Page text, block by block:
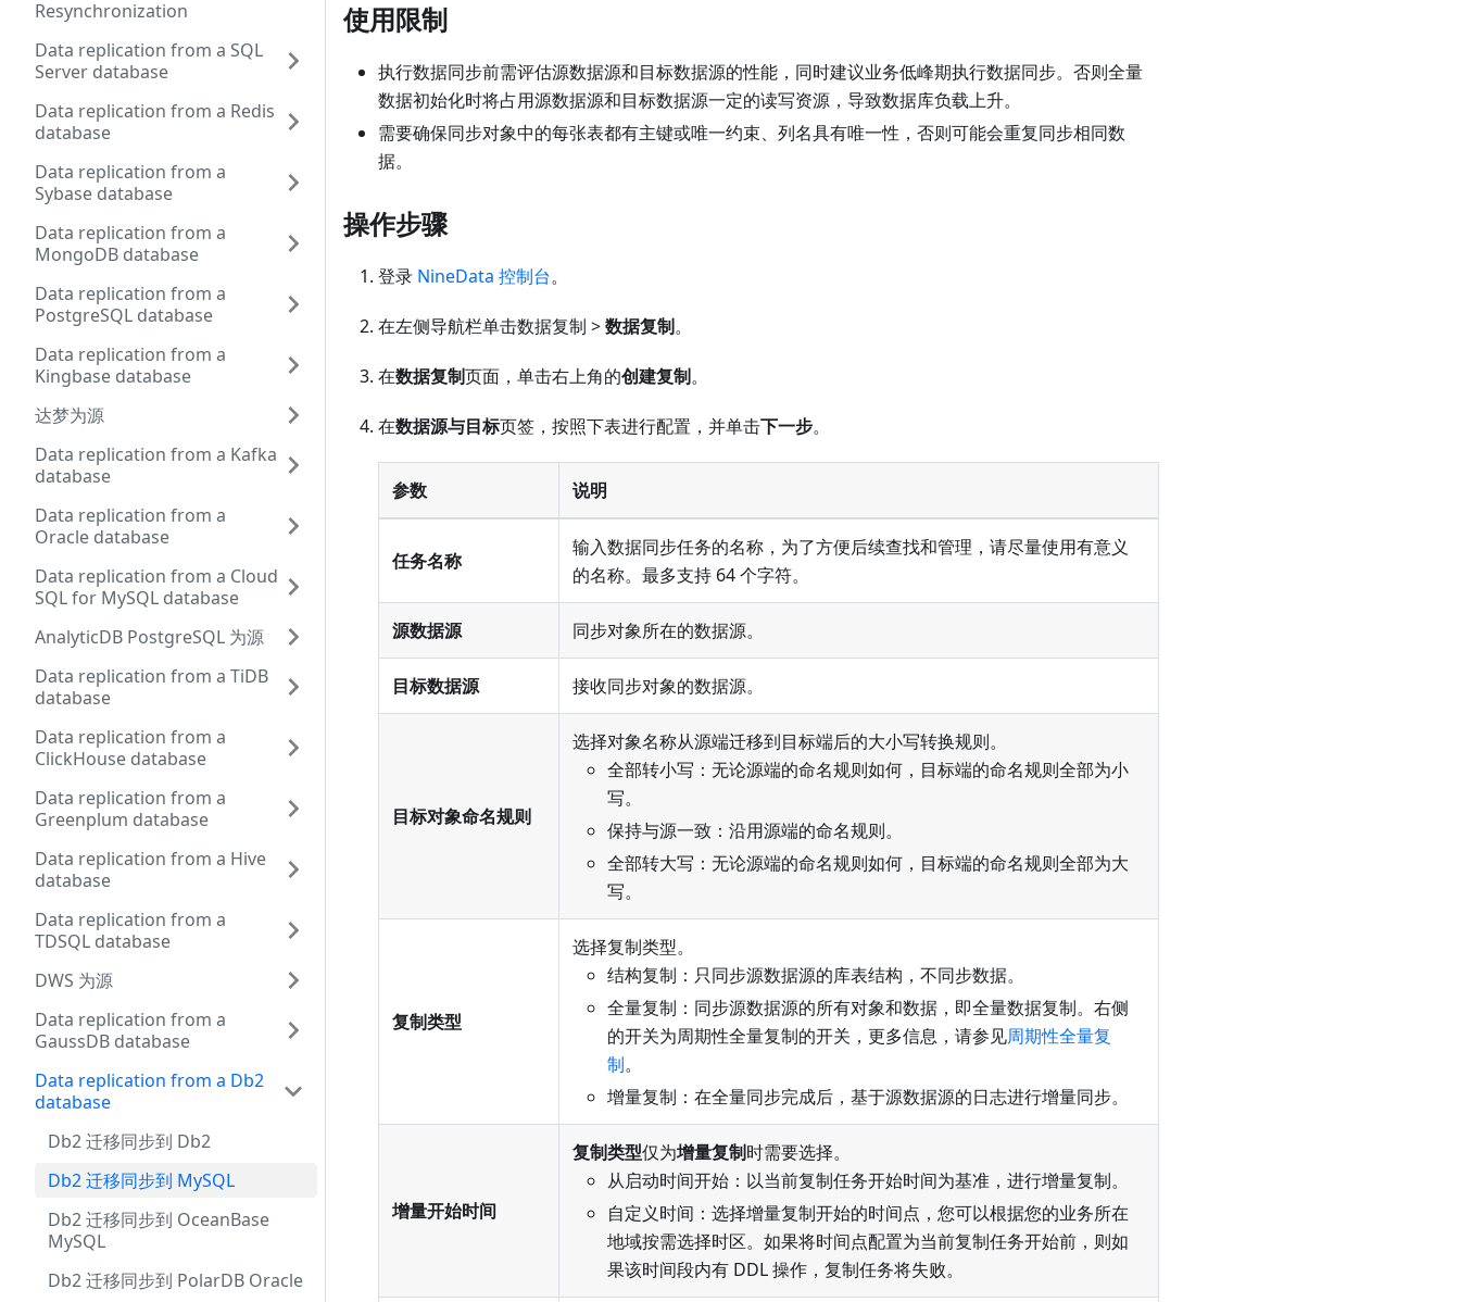
Resynchronization
Data replication from a SQL
Server database
Data replication from a Redis
database
Data replication from a
Sybase database
Data replication from a
MongoDB database
Data replication from a
PostgreSQL database
Data replication from a
Kingbase database
达梦为源
Data replication from a Kafka
database
Data replication from a
Oracle database
Data replication from a Cloud
SQL for MySQL database
AnalyticDB PostgreSQL 为源
Data replication from a TiDB
database
Data replication from a
ClickHouse database
Data replication from a
Greenplum database
Data replication from a Hive
database
Data replication from a
TDSQL database
DWS 为源
Data replication from a
GaussDB database
Data replication from a Db2
database
Db2 迁移同步到 Db2
Db2 迁移同步到 MySQL
Db2 迁移同步到 OceanBase
MySQL
Db2 迁移同步到 PolarDB Oracle
使用限制
执行数据同步前需评估源数据源和目标数据源的性能，同时建议业务低峰期执行数据同步。否则全量
数据初始化时将占用源数据源和目标数据源一定的读写资源，导致数据库负载上升。
需要确保同步对象中的每张表都有主键或唯一约束、列名具有唯一性，否则可能会重复同步相同数
据。
操作步骤
登录 NineData 控制台。
在左侧导航栏单击数据复制 >数据复制。
在数据复制页面，单击右上角的创建复制。
在数据源与目标页签，按照下表进行配置，并单击下一步。
参数 说明
任务名称
输入数据同步任务的名称，为了方便后续查找和管理，请尽量使用有意义
的名称。最多支持 64 个字符。
源数据源 同步对象所在的数据源。
目标数据源 接收同步对象的数据源。
目标对象命名规则
选择对象名称从源端迁移到目标端后的大小写转换规则。
全部转小写：无论源端的命名规则如何，目标端的命名规则全部为小
写。
保持与源一致：沿用源端的命名规则。
全部转大写：无论源端的命名规则如何，目标端的命名规则全部为大
写。
复制类型
选择复制类型。
结构复制：只同步源数据源的库表结构，不同步数据。
全量复制：同步源数据源的所有对象和数据，即全量数据复制。右侧
的开关为周期性全量复制的开关，更多信息，请参见周期性全量复
制。
增量复制：在全量同步完成后，基于源数据源的日志进行增量同步。
增量开始时间
复制类型仅为增量复制时需要选择。
从启动时间开始：以当前复制任务开始时间为基准，进行增量复制。
自定义时间：选择增量复制开始的时间点，您可以根据您的业务所在
地域按需选择时区。如果将时间点配置为当前复制任务开始前，则如
果该时间段内有 DDL 操作，复制任务将失败。